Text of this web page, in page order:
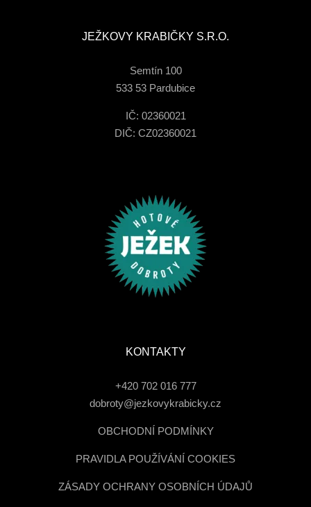
JEŽKOVY KRABIČKY S.R.O.
Semtín 100
533 53 Pardubice
IČ: 02360021
DIČ: CZ02360021
KONTAKTY
+420 702 016 777
dobroty@jezkovykrabicky.cz
OBCHODNÍ PODMÍNKY
PRAVIDLA POUŽÍVÁNÍ COOKIES
ZÁSADY OCHRANY OSOBNÍCH ÚDAJŮ